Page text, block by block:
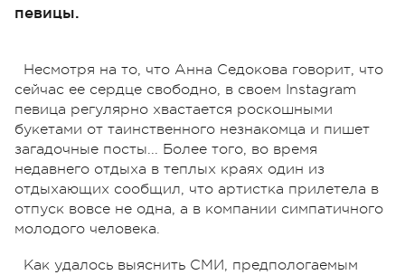
певицы.
Несмотря на то, что Анна Седокова говорит, что
сейчас ее сердце свободно, в своем Instagram
певица регулярно хвастается роскошными
букетами от таинственного незнакомца и пишет
загадочные посты... Более того, во время
недавнего отдыха в теплых краях один из
отдыхающих сообщил, что артистка прилетела в
отпуск вовсе не одна, а в компании симпатичного
молодого человека.
Как удалось выяснить СМИ, предпологаемым